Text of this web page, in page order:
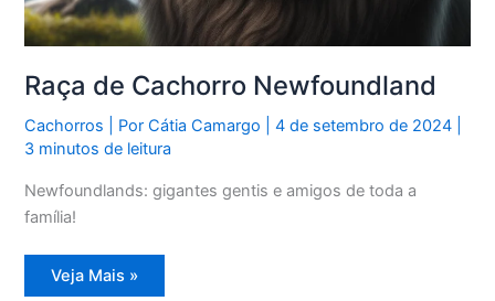
Raça de Cachorro Newfoundland
Cachorros | PorCátia Camargo |4 de setembro de 2024
3 minutos de leitura
Newfoundlands: gigantes gentis e amigos de toda a
família!
Raça
de
Veja Mais »